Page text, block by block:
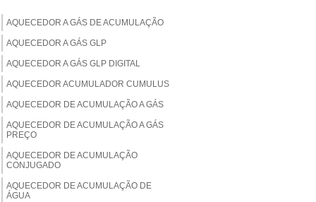
AQUECEDOR A GÁS DE ACUMULAÇÃO
AQUECEDOR A GÁS GLP
AQUECEDOR A GÁS GLP DIGITAL
AQUECEDOR ACUMULADOR CUMULUS
AQUECEDOR DE ACUMULAÇÃO A GÁS
AQUECEDOR DE ACUMULAÇÃO A GÁS
PREÇO
AQUECEDOR DE ACUMULAÇÃO
CONJUGADO
AQUECEDOR DE ACUMULAÇÃO DE
ÁGUA